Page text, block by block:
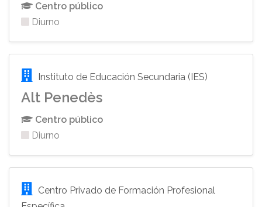
Centro público
Diurno
Instituto de Educación Secundaria (IES)
Alt Penedès
Centro público
Diurno
Centro Privado de Formación Profesional